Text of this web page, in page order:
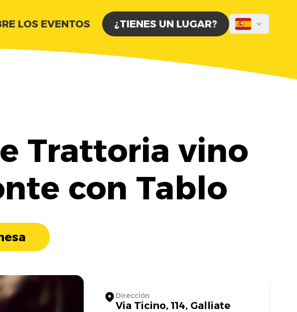
LOS EVENTOS ¿TIENES UN LUGAR?
Trattoria vino
con Tablo
Dirección
Via Ticino, 114, Galliate